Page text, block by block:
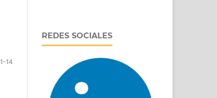
14
REDES SOCIALES